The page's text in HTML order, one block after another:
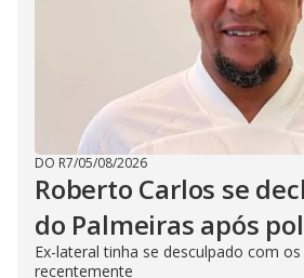
DO R7/05/08/2026
Roberto Carlos se
do Palmeiras após
Ex-lateral tinha se desculpado com
recentemente